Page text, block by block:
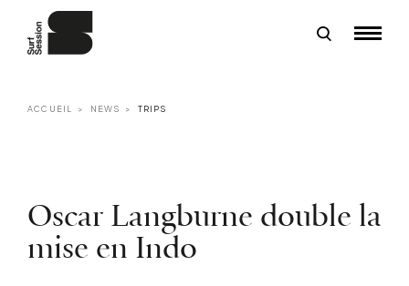
ACCUEIL NEWS TRIPS
Oscar Langburne double la
mise en Indo